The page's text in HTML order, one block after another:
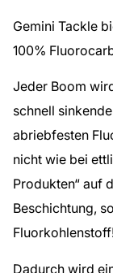
Gemini Tackle
100%
Jeder Boom
schnell
abriebfesten
nicht wie bei
Produkten“ auf
Beschichtung,
Dadurch wird